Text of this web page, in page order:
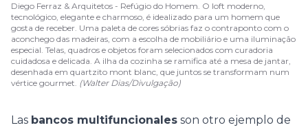
Diego Ferraz & Arquitetos - Refúgio do Homem. O loft moderno,
tecnológico, elegante e charmoso, é idealizado para um homem que
gosta de receber. Uma paleta de cores sóbrias faz o contraponto com o
aconchego das madeiras, com a escolha de mobiliário e uma iluminação
especial. Telas, quadros e objetos foram selecionados com curadoria
cuidadosa e delicada. A ilha da cozinha se ramifica até a mesa de jantar,
desenhada em quartzito mont blanc, que juntos se transformam num
vértice gourmet. (Walter Dias/Divulgação)
Las bancos multifuncionales son otro ejemplo de